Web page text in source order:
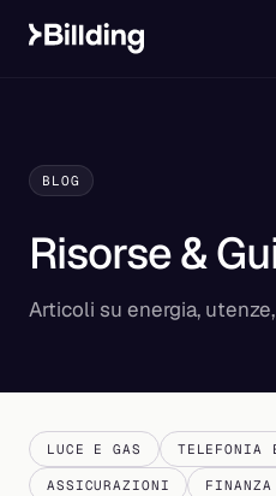
BLOG
Risorse &
Articoli su energia,
LUCE E GAS TELEFONIA
ASSICURAZIONI FINANZA